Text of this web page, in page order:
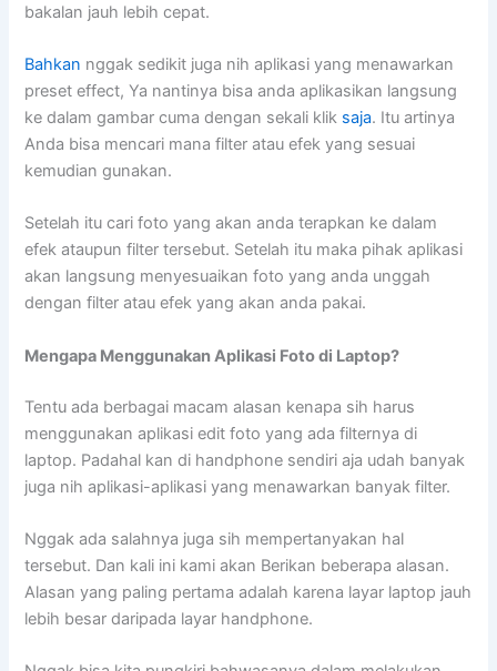
bakalan jauh lebih cepat.
Bahkan nggak sedikit juga nih aplikasi yang menawarkan
preset effect, Ya nantinya bisa anda aplikasikan langsung
ke dalam gambar cuma dengan sekali klik saja. Itu artinya
Anda bisa mencari mana filter atau efek yang sesuai
kemudian gunakan.
Setelah itu cari foto yang akan anda terapkan ke dalam
efek ataupun filter tersebut. Setelah itu maka pihak aplikasi
akan langsung menyesuaikan foto yang anda unggah
dengan filter atau efek yang akan anda pakai.
Mengapa Menggunakan Aplikasi Foto di Laptop?
Tentu ada berbagai macam alasan kenapa sih harus
menggunakan aplikasi edit foto yang ada filternya di
laptop. Padahal kan di handphone sendiri aja udah banyak
juga nih aplikasi-aplikasi yang menawarkan banyak filter.
Nggak ada salahnya juga sih mempertanyakan hal
tersebut. Dan kali ini kami akan Berikan beberapa alasan.
Alasan yang paling pertama adalah karena layar laptop jauh
lebih besar daripada layar handphone.